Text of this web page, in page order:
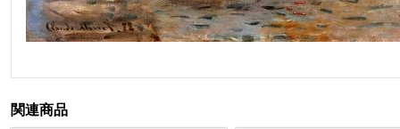
関連商品